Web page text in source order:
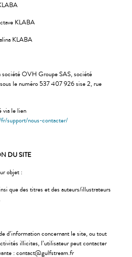
KLABA
KLABA
OVH Groupe SAS, société
le numéro 537 407 926 sise 2, rue
via le lien
support/nous-contacter/
DU SITE
objet :
que des titres et des auteurs/illustrateurs
d’information concernant le site, ou tout
illicites, l’utilisateur peut contacter
: contact@gulfstream.fr